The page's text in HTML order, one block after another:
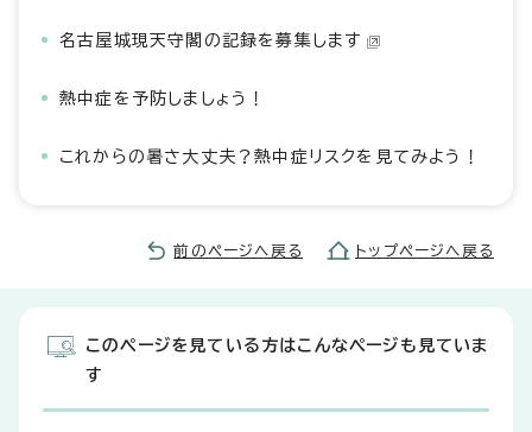
名古屋城現天守閣の記録を募集します
熱中症を予防しましょう！
これからの暑さ大丈夫？熱中症リスクを見てみよう！
前のページへ戻る トップページへ戻る
このページを見ている方はこんなページも見ていま
す